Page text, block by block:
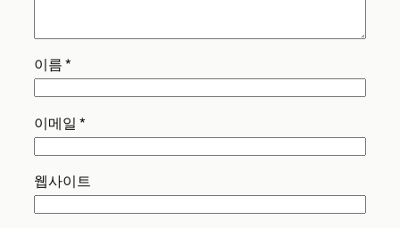
이름*
이메일 *
웹사이트